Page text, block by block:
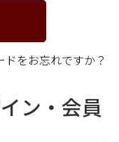
ドをお忘れですか？
ン・会員